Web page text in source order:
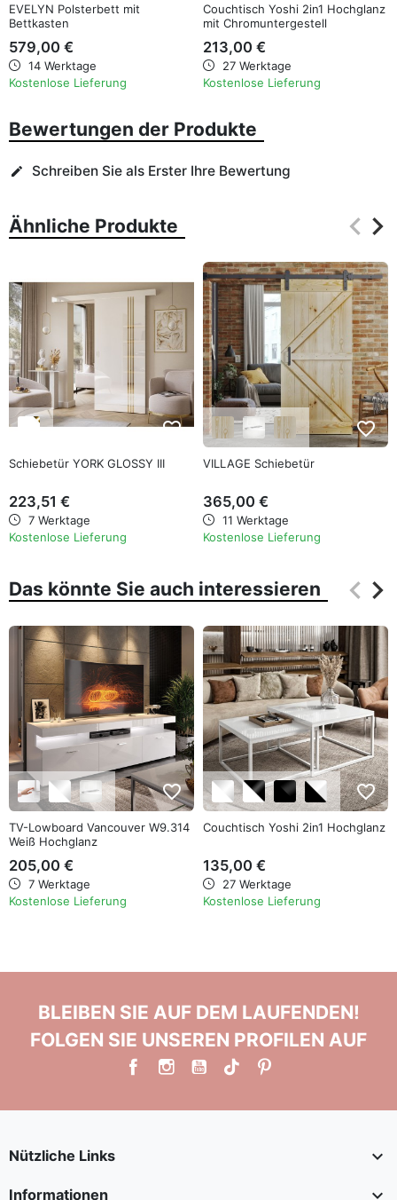
EVELYN Polsterbett mit
Bettkasten
579,00 €
14 Werktage
Kostenlose Lieferung
Couchtisch Yoshi 2in1 Hochglanz
mit Chromuntergestell
213,00 €
27 Werktage
Kostenlose Lieferung
Bewertungen der Produkte
edit Schreiben Sie als Erster Ihre Bewertung
Ähnliche Produkte keyboard_arrow_left
keyboard_arrow_right
favorite_border
Schiebetür YORK GLOSSY III
223,51 €
7 Werktage
Kostenlose Lieferung
favorite_border
VILLAGE Schiebetür
365,00 €
11 Werktage
Kostenlose Lieferung
Das könnte Sie auch interessieren keyboard_arrow_left
keyboard_arrow_right
favorite_border
TV-Lowboard Vancouver W9.314
Weiß Hochglanz
205,00 €
7 Werktage
Kostenlose Lieferung
favorite_border
Couchtisch Yoshi 2in1 Hochglanz
135,00 €
27 Werktage
Kostenlose Lieferung
BLEIBEN SIE AUF DEM LAUFENDEN!
FOLGEN SIE UNSEREN PROFILEN AUF
Nützliche Links 
Informationen 